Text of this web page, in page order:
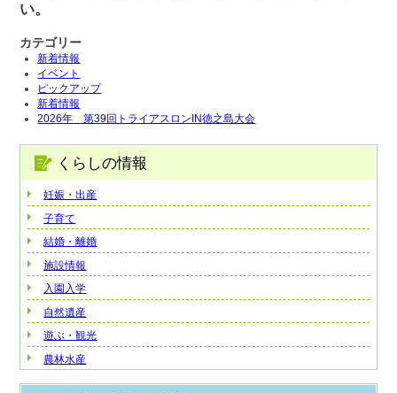
い。
カテゴリー
新着情報
イベント
ピックアップ
新着情報
2026年 第39回トライアスロンIN徳之島大会
くらしの情報
妊娠・出産
子育て
結婚・離婚
施設情報
入園入学
自然遺産
遊ぶ・観光
農林水産